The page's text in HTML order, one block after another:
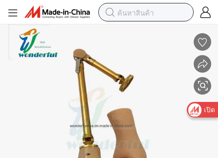
เปิด